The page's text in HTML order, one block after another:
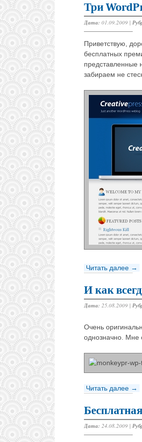
Три
Дата: 01.09.2009 |
Приветствую,
бесплатных
представленные
забираем не
Читать далее →
И как
Дата: 25.08.2009 |
Очень
однозначно. Мне
Читать далее →
Дата: 24.08.2009 |